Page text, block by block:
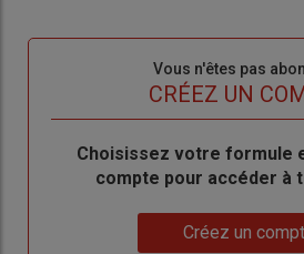
Vous n'êtes pas
CRÉEZ UN
BodyChoisissez votre formule
compte pour accéder à
Créez un